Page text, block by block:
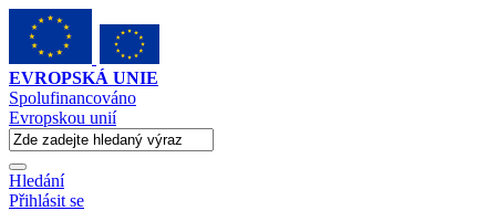
EVROPSKÁ UNIE
Spolufinancováno
Evropskou unií
Hledání
Přihlásit se